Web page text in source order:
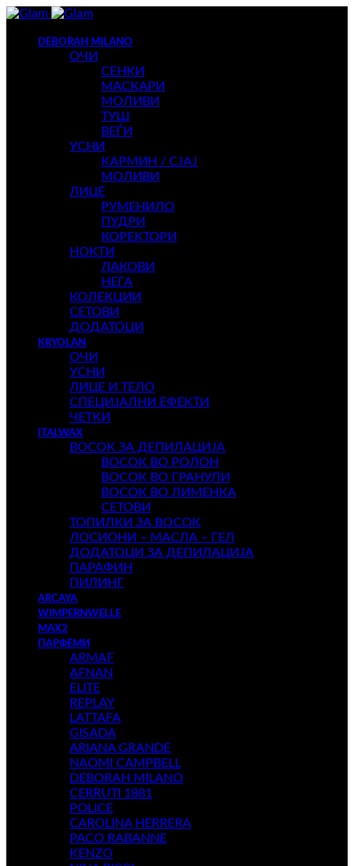
DEBORAH MILANO
ОЧИ
СЕНКИ
МАСКАРИ
МОЛИВИ
ТУШ
ВЕЃИ
УСНИ
КАРМИН / СЈАЈ
МОЛИВИ
ЛИЦЕ
РУМЕНИЛО
ПУДРИ
КОРЕКТОРИ
НОКТИ
ЛАКОВИ
НЕГА
КОЛЕКЦИИ
СЕТОВИ
ДОДАТОЦИ
KRYOLAN
ОЧИ
УСНИ
ЛИЦЕ И ТЕЛО
СПЕЦИЈАЛНИ ЕФЕКТИ
ЧЕТКИ
ITALWAX
ВОСОК ЗА ДЕПИЛАЦИЈА
ВОСОК ВО РОЛОН
ВОСОК ВО ГРАНУЛИ
ВОСОК ВО ЛИМЕНКА
СЕТОВИ
ТОПИЛКИ ЗА ВОСОК
ЛОСИОНИ – МАСЛА – ГЕЛ
ДОДАТОЦИ ЗА ДЕПИЛАЦИЈА
ПАРАФИН
ПИЛИНГ
ARCAYA
WIMPERNWELLE
MAX2
ПАРФЕМИ
ARMAF
AFNAN
ELITE
REPLAY
LATTAFA
GISADA
ARIANA GRANDE
NAOMI CAMPBELL
DEBORAH MILANO
CERRUTI 1881
POLICE
CAROLINA HERRERA
PACO RABANNE
KENZO